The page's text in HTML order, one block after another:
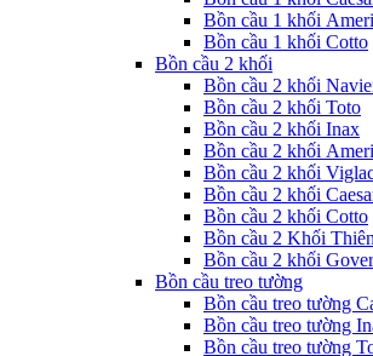
Bồn cầu 1 khối
Bồn cầu 1 khối Cotto
Bồn cầu 2 khối
Bồn cầu 2 khối
Bồn cầu 2 khối Toto
Bồn cầu 2 khối Inax
Bồn cầu 2 khối
Bồn cầu 2 khối
Bồn cầu 2 khối
Bồn cầu 2 khối Cotto
Bồn cầu 2 Khối
Bồn cầu 2 khối
Bồn cầu treo tường
Bồn cầu treo tường
Bồn cầu treo tường
Bồn cầu treo tường